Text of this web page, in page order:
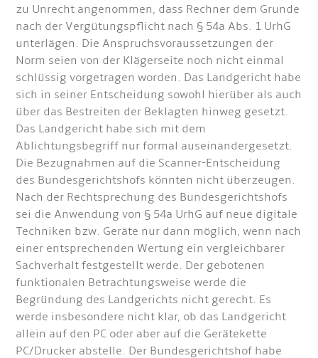
zu Unrecht angenommen, dass Rechner dem Grunde
nach der Vergütungspflicht nach § 54a Abs. 1 UrhG
unterlägen. Die Anspruchsvoraussetzungen der
Norm seien von der Klägerseite noch nicht einmal
schlüssig vorgetragen worden. Das Landgericht habe
sich in seiner Entscheidung sowohl hierüber als auch
über das Bestreiten der Beklagten hinweg gesetzt.
Das Landgericht habe sich mit dem
Ablichtungsbegriff nur formal auseinandergesetzt.
Die Bezugnahmen auf die Scanner-Entscheidung
des Bundesgerichtshofs könnten nicht überzeugen.
Nach der Rechtsprechung des Bundesgerichtshofs
sei die Anwendung von § 54a UrhG auf neue digitale
Techniken bzw. Geräte nur dann möglich, wenn nach
einer entsprechenden Wertung ein vergleichbarer
Sachverhalt festgestellt werde. Der gebotenen
funktionalen Betrachtungsweise werde die
Begründung des Landgerichts nicht gerecht. Es
werde insbesondere nicht klar, ob das Landgericht
allein auf den PC oder aber auf die Gerätekette
PC/Drucker abstelle. Der Bundesgerichtshof habe